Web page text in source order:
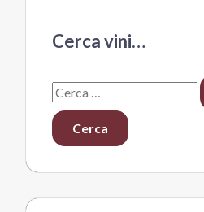
Cerca vini…
C
e
r